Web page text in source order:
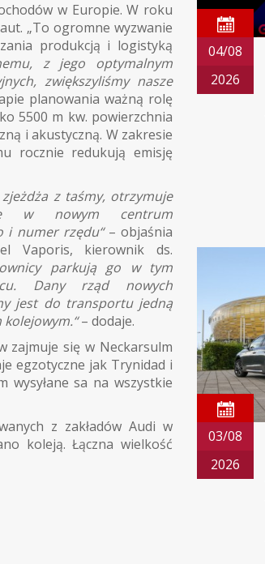
w Europie. W roku
„To ogromne wyzwanie
produkcją i logistyką
z jego optymalnym
zwiększyliśmy nasze
planowania ważną rolę
5500 m kw. powierzchnia
i akustyczną. W zakresie
rocznie redukują emisję
z taśmy, otrzymuje
w nowym centrum
i numer rzędu“ – objaśnia
Vaporis, kierownik ds.
parkują go w tym
Dany rząd nowych
jest do transportu jedną
– dodaje.
zajmuje się w Neckarsulm
egzotyczne jak Trynidad i
wysyłane sa na wszystkie
z zakładów Audi w
koleją. Łączna wielkość
04/08
2026
03/08
2026